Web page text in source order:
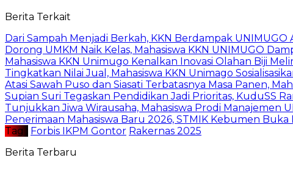
Berita Terkait
Dari Sampah Menjadi Berkah, KKN Berdampak
Dorong UMKM Naik Kelas, Mahasiswa KKN UNIMUGO
Mahasiswa KKN Unimugo Kenalkan Inovasi Olahan Biji
Tingkatkan Nilai Jual, Mahasiswa KKN Unimago
Atasi Sawah Puso dan Siasati Terbatasnya Masa Panen,
Supian Suri Tegaskan Pendidikan Jadi Prioritas, KuduSS
Tunjukkan Jiwa Wirausaha, Mahasiswa Prodi Manajemen
Penerimaan Mahasiswa Baru 2026, STMIK Kebumen
Tag :
Forbis IKPM Gontor Rakernas 2025
Berita Terbaru